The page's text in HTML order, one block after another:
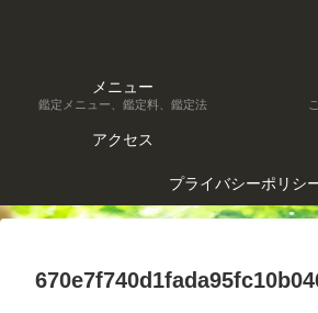
メニュー
鑑定メニュー、鑑定料、鑑定法
アクセス
プライバシーポリシ